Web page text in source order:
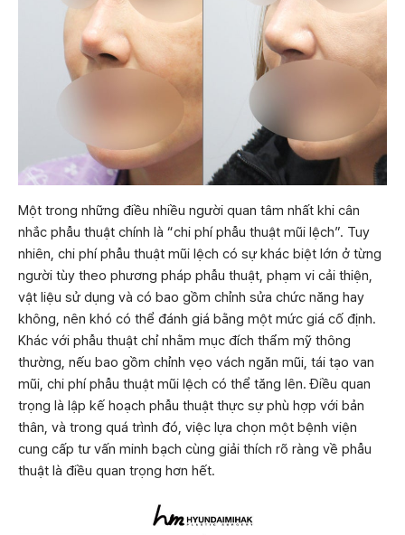
Một trong những điều nhiều người quan tâm nhất khi cân
nhắc phẫu thuật chính là “chi phí phẫu thuật mũi lệch”. Tuy
nhiên, chi phí phẫu thuật mũi lệch có sự khác biệt lớn ở từng
người tùy theo phương pháp phẫu thuật, phạm vi cải thiện,
vật liệu sử dụng và có bao gồm chỉnh sửa chức năng hay
không, nên khó có thể đánh giá bằng một mức giá cố định.
Khác với phẫu thuật chỉ nhằm mục đích thẩm mỹ thông
thường, nếu bao gồm chỉnh vẹo vách ngăn mũi, tái tạo van
mũi, chi phí phẫu thuật mũi lệch có thể tăng lên. Điều quan
trọng là lập kế hoạch phẫu thuật thực sự phù hợp với bản
thân, và trong quá trình đó, việc lựa chọn một bệnh viện
cung cấp tư vấn minh bạch cùng giải thích rõ ràng về phẫu
thuật là điều quan trọng hơn hết.